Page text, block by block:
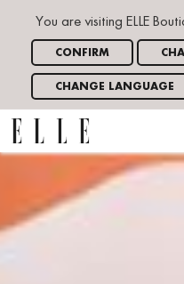
You are visiting ELLE
CONFIRM
CHANGE LANGUAGE